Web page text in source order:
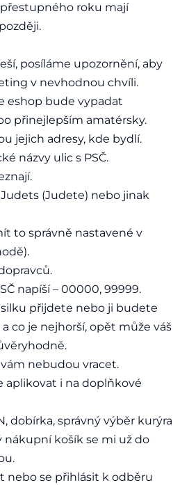
roku mají
posíláme upozornění, aby
v nevhodnou chvíli.
eshop bude vypadat
přinejlepším amatérsky.
jejich adresy, kde bydlí.
názvy ulic s PSČ.
(Judete) nebo jinak
to správně nastavené v
napíší – 00000, 99999.
přijdete nebo ji budete
co je nejhorší, opět může váš
vám nebudou vracet.
aplikovat i na doplňkové
dobírka, správný výběr kurýra
nákupní košík se mi už do
nebo se přihlásit k odběru